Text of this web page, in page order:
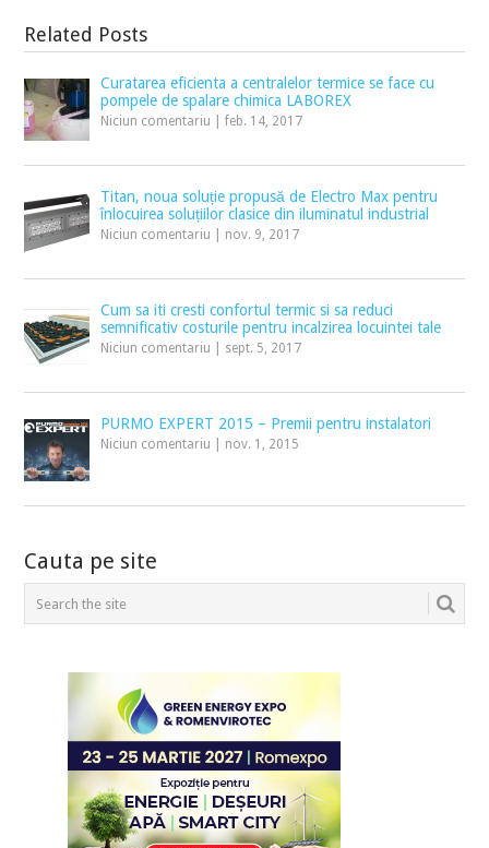
Related Posts
Curatarea eficienta a centralelor termice se face cu
pompele de spalare chimica LABOREX
Niciun comentariu |feb. 14, 2017
Titan, noua soluție propusă de Electro Max pentru
înlocuirea soluțiilor clasice din iluminatul industrial
Niciun comentariu nov. 9, 2017
Cum sa iti cresti confortul termic si sa reduci
semnificativ costurile pentru incalzirea locuintei tale
Niciun comentariu sept. 5, 2017
PURMO EXPERT 2015 – Premii pentru instalatori
Niciun comentariu nov. 1, 2015
Cauta pe site